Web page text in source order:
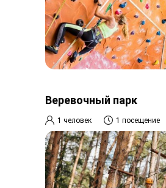
Веревочный парк
1 человек 1 посещение